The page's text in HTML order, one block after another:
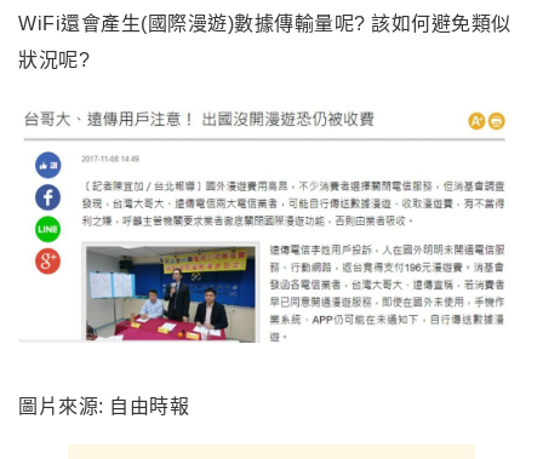
WiFi還會產生(國際漫遊)數據傳輸量呢? 該如何避免類似
狀況呢?
圖片來源: 自由時報